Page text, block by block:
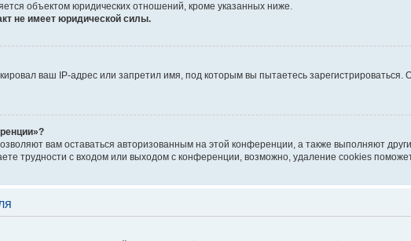
объектом юридических отношений, кроме указанных ниже.
не имеет юридической силы.
ваш IP-адрес или запретил имя, под которым вы пытаетесь
вам оставаться авторизованным на этой конференции, а также выполняют
трудности с входом или выходом с конференции, возможно, удаление cookies